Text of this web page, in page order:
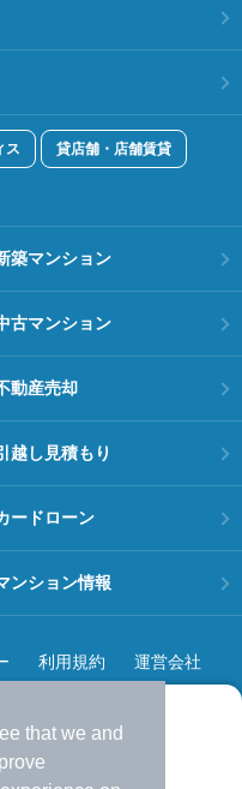
that we and
なった
ししませんか？
ス 貸店舗・店舗賃貸
築マンション
古マンション
動産売却
越し見積もり
ードローン
ンション情報
利用規約 運営会社